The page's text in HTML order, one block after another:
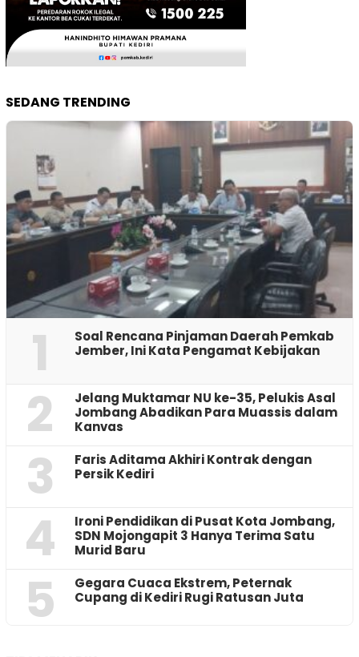
SEDANG TRENDING
1
‎Soal Rencana Pinjaman Daerah Pemkab
Jember, Ini Kata Pengamat Kebijakan ‎
2
Jelang Muktamar NU ke-35, Pelukis Asal
Jombang Abadikan Para Muassis dalam
Kanvas
3
Faris Aditama Akhiri Kontrak dengan
Persik Kediri
4
Ironi Pendidikan di Pusat Kota Jombang,
SDN Mojongapit 3 Hanya Terima Satu
Murid Baru
5
‎Gegara Cuaca Ekstrem, Peternak
Cupang di Kediri Rugi Ratusan Juta